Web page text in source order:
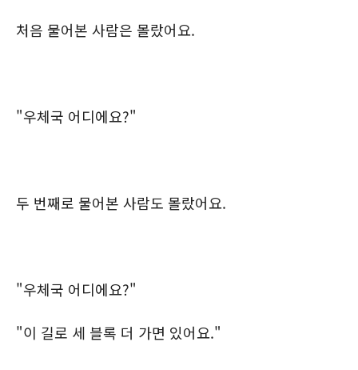
처음 물어본 사람은 몰랐어요.
"우체국 어디에요?"
두 번째로 물어본 사람도 몰랐어요.
"우체국 어디에요?"
"이 길로 세 블록 더 가면 있어요."